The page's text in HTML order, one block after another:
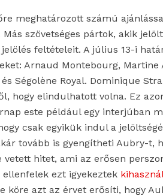
meghatározott számú
szövetséges pártok, akik
feltételeit. A július 13-i
Arnaud Montebourg, Martine
Ségolène Royal. Dominique
hogy elindulhatott volna. Ez
este például egy interjúban
csak egyikük indul a
tovább is gyengítheti Aubry-t,
vetett hitet, ami az erősen
ellenfelek ezt igyekeztek
köre azt az érvet erősíti, hogy